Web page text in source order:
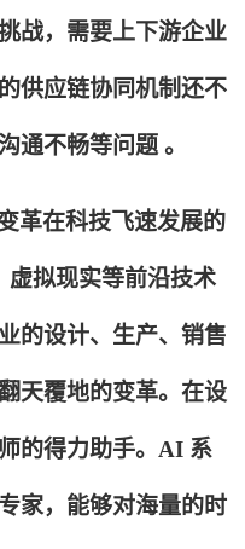
战，需要上下游企业
供应链协同机制还不
通不畅等问题 。
革在科技飞速发展的
虚拟现实等前沿技术
的设计、生产、销售
天覆地的变革。在设
的得力助手。AI 系
家，能够对海量的时